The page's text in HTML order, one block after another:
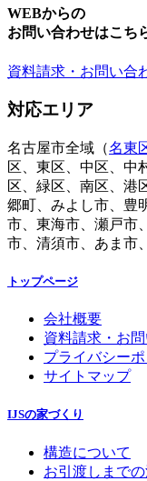
WEBからの
お問い合わせはこち
資料請求・お問い合
対応エリア
名古屋市全域（名東
区、東区、中区、中
区、緑区、南区、港
郷町、みよし市、豊
市、東海市、瀬戸市
市、清須市、あま市
トップページ
会社概要
資料請求・お
プライバシー
サイトマップ
IJSの家づくり
構造について
お引渡しまで